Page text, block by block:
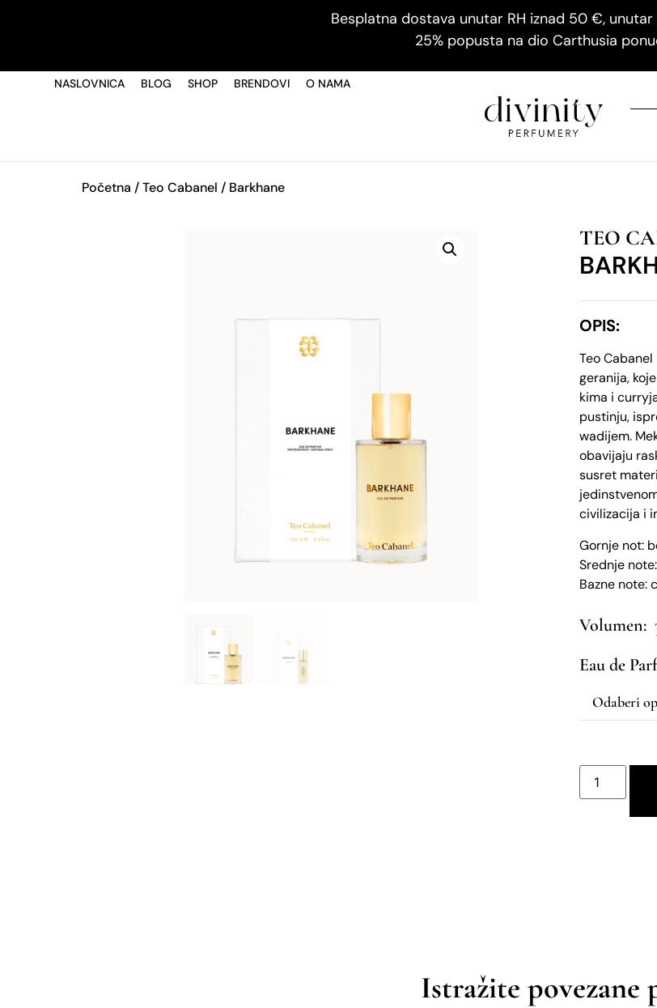
Besplatna dostava unutar RH iznad 50 €, unutar
25% popusta na dio Carthusia
NASLOVNICA BLOG SHOP BRENDOVI O NAMA
Početna /Teo Cabanel / Barkhane
TEO
OPIS:
Teo
geranija,
kima i
pustinju,
wadijem.
obavijaju
susret
civilizacija i
Gornje not:
Srednje
Bazne note:
Eau de
Istražite povezane